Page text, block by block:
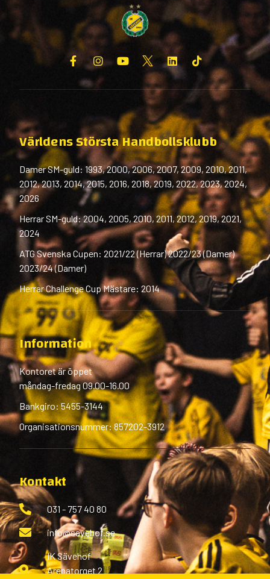
Världens Största Handbollsklubb
Damer SM-guld: 1993, 2000, 2006, 2007, 2009, 2010, 2011,
2012, 2013, 2014, 2015, 2016, 2018, 2019, 2022, 2023, 2024,
2026
Herrar SM-guld: 2004, 2005, 2010, 2011, 2012, 2019, 2021,
2024
ATG Svenska Cupen: 2021/22 (Herrar) 2022/23 (Damer)
2023/24 (Damer)
Herrar Challenge Cup Mästare: 2014
Information
Kontoret är öppet
måndag-fredag 09.00-16.00
Bankgiro: 5455-3144
Organisationsnummer: 857202-3912
Kontakt
031 - 757 40 80
info@savehof.se
IK Sävehof
Arenatorget 2